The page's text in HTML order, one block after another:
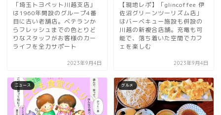
「埼玉トヨペット川越支店」
は1960年開設のグループ4番
目に古い老舗店。ベテランか
らフレッシュまでの色とりど
りなスタッフがお客様のカー
ライフを全力サポート
2023年9月4日
【現地レポ】「glincoffee 伊
佐沼グリーンツーリズム店」
はバーベキュー施設も併設の
川越の新複合店舗。充電も可
能で、落ち着いた空間でカフ
ェを楽しむ
2023年9月4日
ニュース グルメ